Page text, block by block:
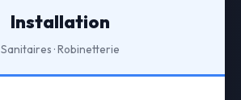
Installation
Sanitaires · Robinetterie